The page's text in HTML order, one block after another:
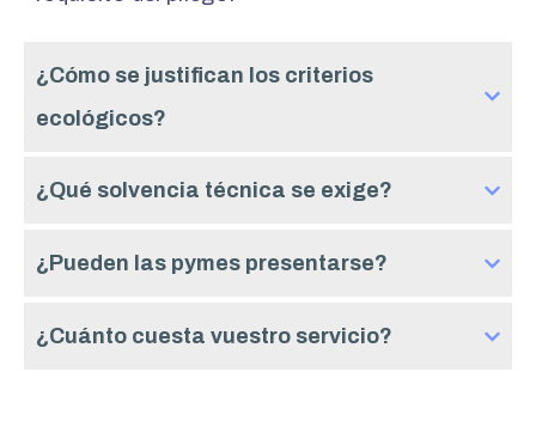
¿Cómo se justifican los criterios
ecológicos?
¿Qué solvencia técnica se exige?
¿Pueden las pymes presentarse?
¿Cuánto cuesta vuestro servicio?